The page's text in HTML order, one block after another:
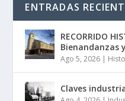
ENTRADAS
RECORRIDO
Bienandanzas
Ago 5, 2026 |
Claves